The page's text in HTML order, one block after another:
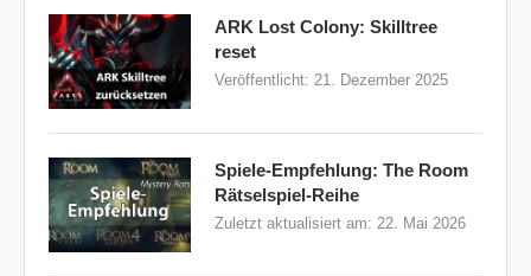
ARK Lost Colony: Skilltree
reset
Veröffentlicht: 21. Dezember 2025
Spiele-Empfehlung: The Room
Rätselspiel-Reihe
Zuletzt aktualisiert am: 22. Mai 2026